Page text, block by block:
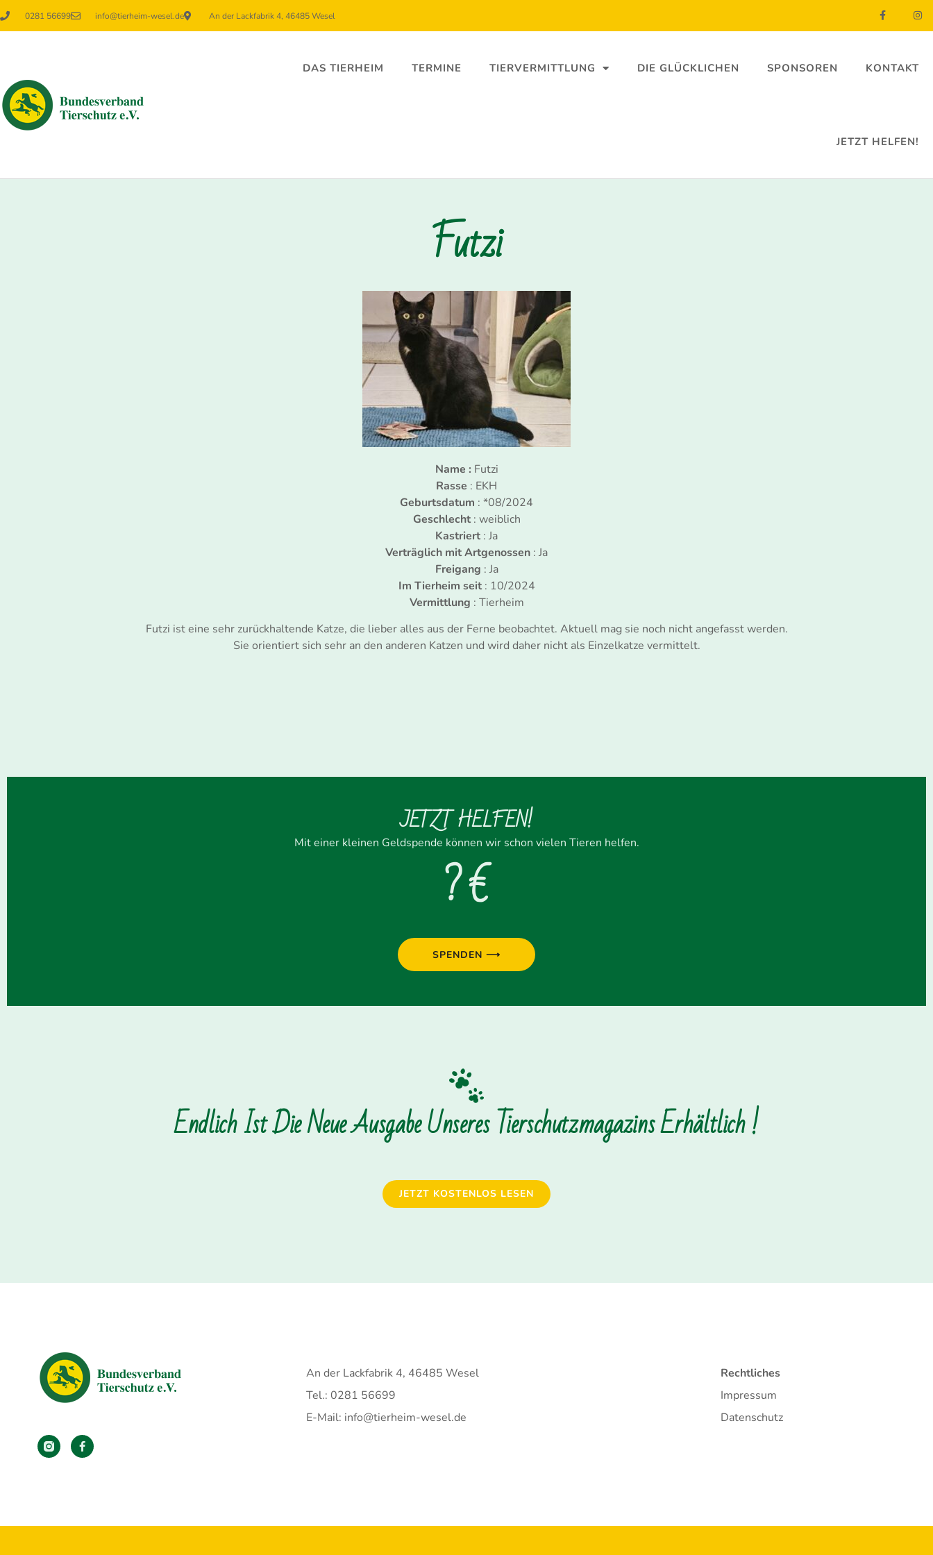
0281 56699 info@tierheim-wesel.de An der Lackfabrik 4, 46485 Wesel
DAS TIERHEIM TERMINE TIERVERMITTLUNG DIE GLÜCKLICHEN SPONSOREN KONTAKT
JETZT HELFEN!
Futzi
Name : Futzi
Rasse : EKH
Geburtsdatum : *08/2024
Geschlecht: weiblich
Kastriert : Ja
Verträglich mit Artgenossen : Ja
Freigang : Ja
Im Tierheim seit : 10/2024
Vermittlung : Tierheim
Futzi ist eine sehr zurückhaltende Katze, die lieber alles aus der Ferne beobachtet. Aktuell mag sie noch nicht angefasst werden.
Sie orientiert sich sehr an den anderen Katzen und wird daher nicht als Einzelkatze vermittelt.
JETZT HELFEN!
Mit einer kleinen Geldspende können wir schon vielen Tieren helfen.
? €
SPENDEN ⟶
Endlich Ist Die Neue Ausgabe Unseres Tierschutzmagazins Erhältlich !
JETZT KOSTENLOS LESEN
An der Lackfabrik 4, 46485 Wesel
Tel.: 0281 56699
E-Mail: info@tierheim-wesel.de
Rechtliches
Impressum
Datenschutz